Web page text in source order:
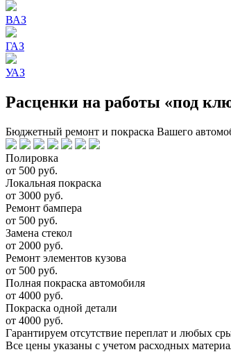
ВАЗ
ГАЗ
УАЗ
Расценки на работы «под
Бюджетный ремонт и покраска Вашего
Полировка
от 500 руб.
Локальная покраска
от 3000 руб.
Ремонт бампера
от 500 руб.
Замена стекол
от 2000 руб.
Ремонт элементов кузова
от 500 руб.
Полная покраска автомобиля
от 4000 руб.
Покраска одной детали
от 4000 руб.
Гарантируем отсутствие переплат и любых
Все цены указаны с учетом расходных